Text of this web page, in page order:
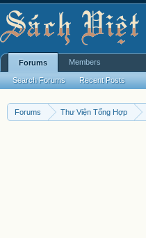
Forums Thư Viện Tổng Hợp
Forums
Search Forums Recent Posts
Members